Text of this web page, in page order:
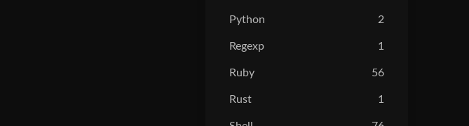
Python 2
Regexp 1
Ruby 56
Rust 1